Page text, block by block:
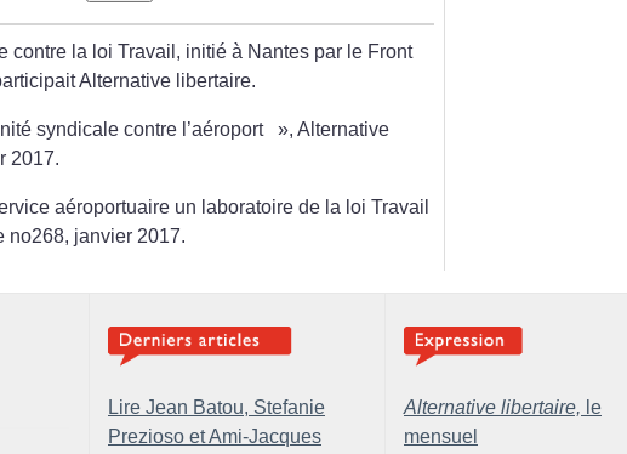
contre la loi Travail, initié à Nantes par le Front
Alternative libertaire.
syndicale contre l’aéroport
», Alternative
2017.
aéroportuaire un laboratoire de la loi Travail
no268, janvier 2017.
Lire Jean Batou, Stefanie
Prezioso et Ami-Jacques
Alternative libertaire, le
mensuel